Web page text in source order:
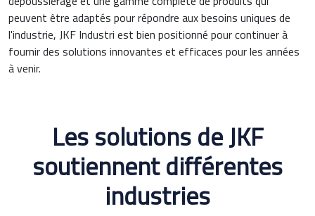
peuvent être adaptés pour répondre aux besoins uniques de
l'industrie, JKF Industri est bien positionné pour continuer à
fournir des solutions innovantes et efficaces pour les années
à venir.
Les solutions de JKF
soutiennent différentes
industries